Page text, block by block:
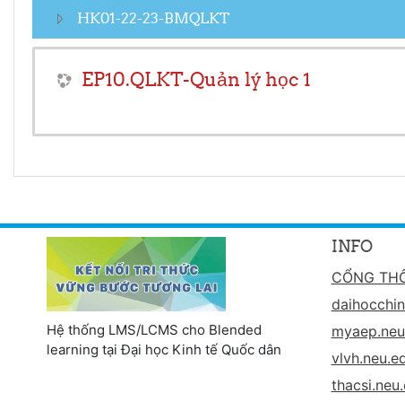
HK01-22-23-BMQLKT
EP10.QLKT-Quản lý học 1
Hệ thống LMS/LCMS cho Blended
learning tại Đại học Kinh tế Quốc dân
INFO
CỔNG